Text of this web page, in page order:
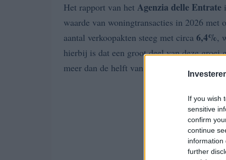
If you wish
sensitive
confirm
continue
information
further
Het rapport van het Agenzia delle Entrate
waarde van woningtransacties in 2026 met
aantal verkoopakten steeg met circa 6,4%,
hierbij is dat een groot deel van deze groei
meer dan de helft van het omzetvolume